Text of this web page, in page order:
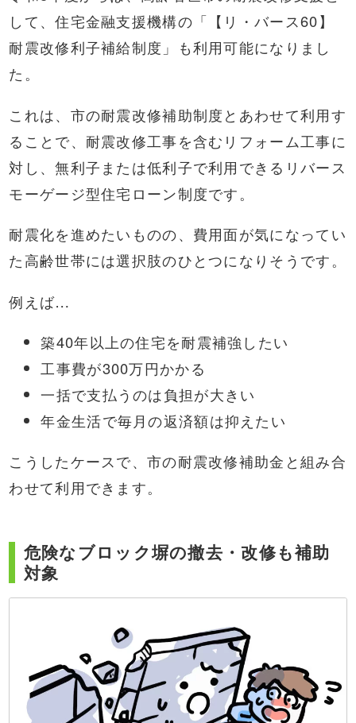
して、住宅金融支援機構の「【リ・バース60】
耐震改修利子補給制度」も利用可能になりまし
た。
これは、市の耐震改修補助制度とあわせて利用す
ることで、耐震改修工事を含むリフォーム工事に
対し、無利子または低利子で利用できるリバース
モーゲージ型住宅ローン制度です。
耐震化を進めたいものの、費用面が気になってい
た高齢世帯には選択肢のひとつになりそうです。
例えば…
築40年以上の住宅を耐震補強したい
工事費が300万円かかる
一括で支払うのは負担が大きい
年金生活で毎月の返済額は抑えたい
こうしたケースで、市の耐震改修補助金と組み合
わせて利用できます。
危険なブロック塀の撤去・改修も補助
対象